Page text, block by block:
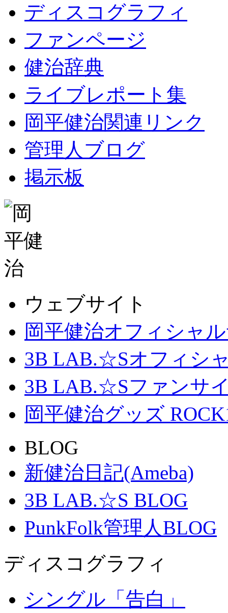
ディスコグラフィ
ファンページ
健治辞典
ライブレポート集
岡平健治関連リンク
管理人ブログ
掲示板
ウェブサイト
岡平健治オフィシャ
3B LAB.☆Sオフィシ
3B LAB.☆Sファンサイ
岡平健治グッズ
BLOG
新健治日記(Ameba)
3B LAB.☆S BLOG
PunkFolk管理人BLOG
ディスコグラフィ
シングル「告白」